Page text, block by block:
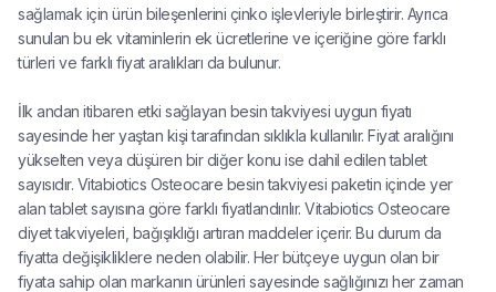
sağlamak için ürün bileşenlerini çinko işlevleriyle birleştirir. Ayrıca
sunulan bu ek vitaminlerin ek ücretlerine ve içeriğine göre farklı
türleri ve farklı fiyat aralıkları da bulunur.
İlk andan itibaren etki sağlayan besin takviyesi uygun fiyatı
sayesinde her yaştan kişi tarafından sıklıkla kullanılır. Fiyat aralığını
yükselten veya düşüren bir diğer konu ise dahil edilen tablet
sayısıdır. Vitabiotics Osteocare besin takviyesi paketin içinde yer
alan tablet sayısına göre farklı fiyatlandırılır. Vitabiotics Osteocare
diyet takviyeleri, bağışıklığı artıran maddeler içerir. Bu durum da
fiyatta değişikliklere neden olabilir. Her bütçeye uygun olan bir
fiyata sahip olan markanın ürünleri sayesinde sağlığınızı her zaman